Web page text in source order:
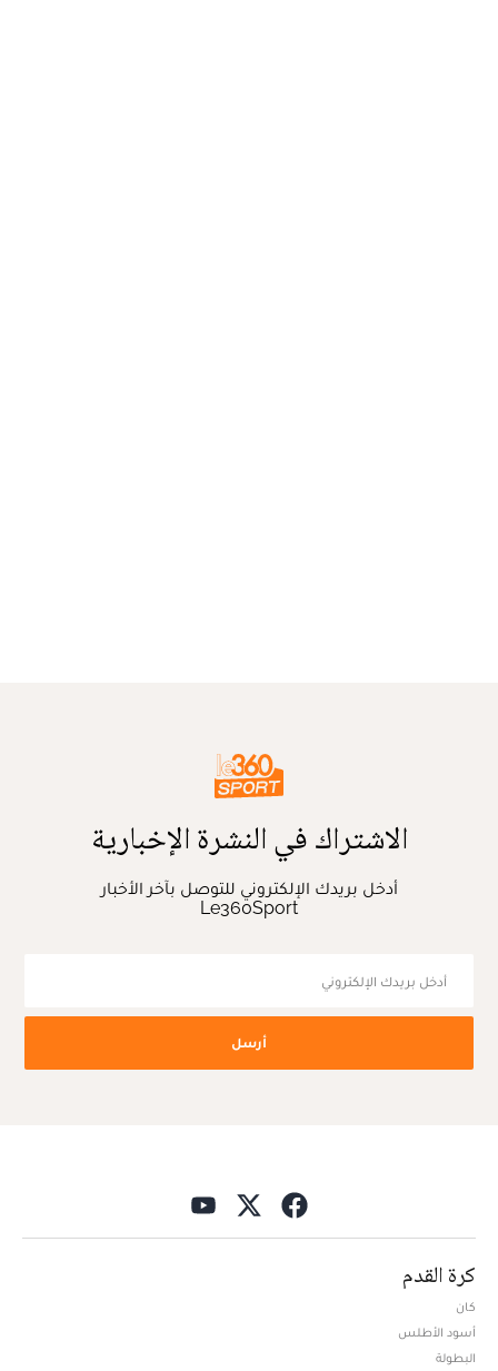
الاشتراك في النشرة الإخبارية
أدخل بريدك الإلكتروني للتوصل بآخر الأخبار
Le360Sport
أرسل
كرة القدم
كان
أسود الأطلس
البطولة